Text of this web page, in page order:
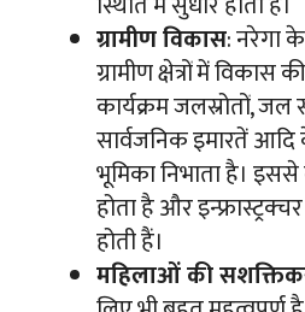
ग्रामीण विकास: नरेगा
ग्रामीण क्षेत्रों में विकास
कार्यक्रम जलस्रोतों,
सार्वजनिक इमारतें आदि
भूमिका निभाता है। इससे
होता है और
होती हैं।
महिलाओं की